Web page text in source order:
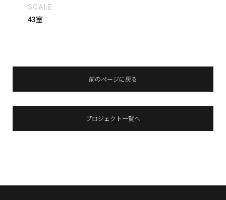
SCALE
43室
前のページに戻る
プロジェクト一覧へ